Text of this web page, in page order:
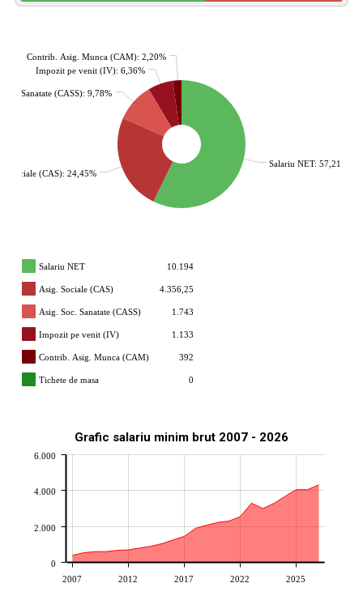
Salariu NET: 57,21%
Sociale (CAS): 24,45%
Sanatate (CASS): 9,78%
Impozit pe venit (IV): 6,36%
Contrib. Asig. Munca (CAM): 2,20%
Salariu NET 10.194
Asig. Sociale (CAS) 4.356,25
Asig. Soc. Sanatate (CASS) 1.743
Impozit pe venit (IV) 1.133
Contrib. Asig. Munca (CAM) 392
Tichete de masa 0
Grafic salariu minim brut 2007 - 2026
2007 2012 2017 2022 2025
0
2.000
4.000
6.000